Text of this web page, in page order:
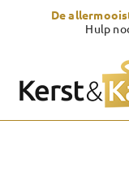
De
Hulp